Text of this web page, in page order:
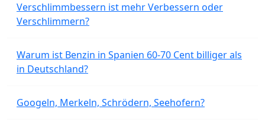
Verschlimmbessern ist mehr Verbessern oder
Verschlimmern?
Warum ist Benzin in Spanien 60-70 Cent billiger als
in Deutschland?
Googeln, Merkeln, Schrödern, Seehofern?